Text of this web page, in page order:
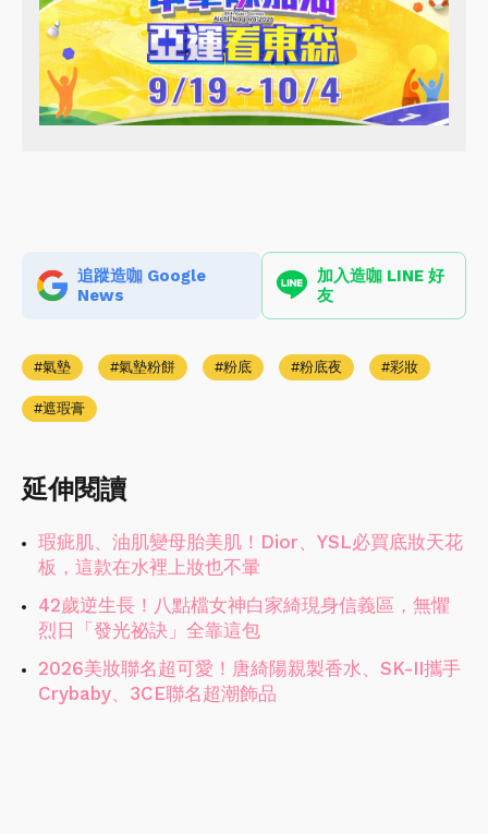
追蹤造咖 Google
News
加入造咖 LINE 好
友
氣墊 氣墊粉餅 粉底 粉底夜 彩妝
遮瑕膏
延伸閱讀
瑕疵肌、油肌變母胎美肌！Dior、YSL必買底妝天花
板，這款在水裡上妝也不暈
42歲逆生長！八點檔女神白家綺現身信義區，無懼
烈日「發光祕訣」全靠這包
2026美妝聯名超可愛！唐綺陽親製香水、SK-II攜手
Crybaby、3CE聯名超潮飾品